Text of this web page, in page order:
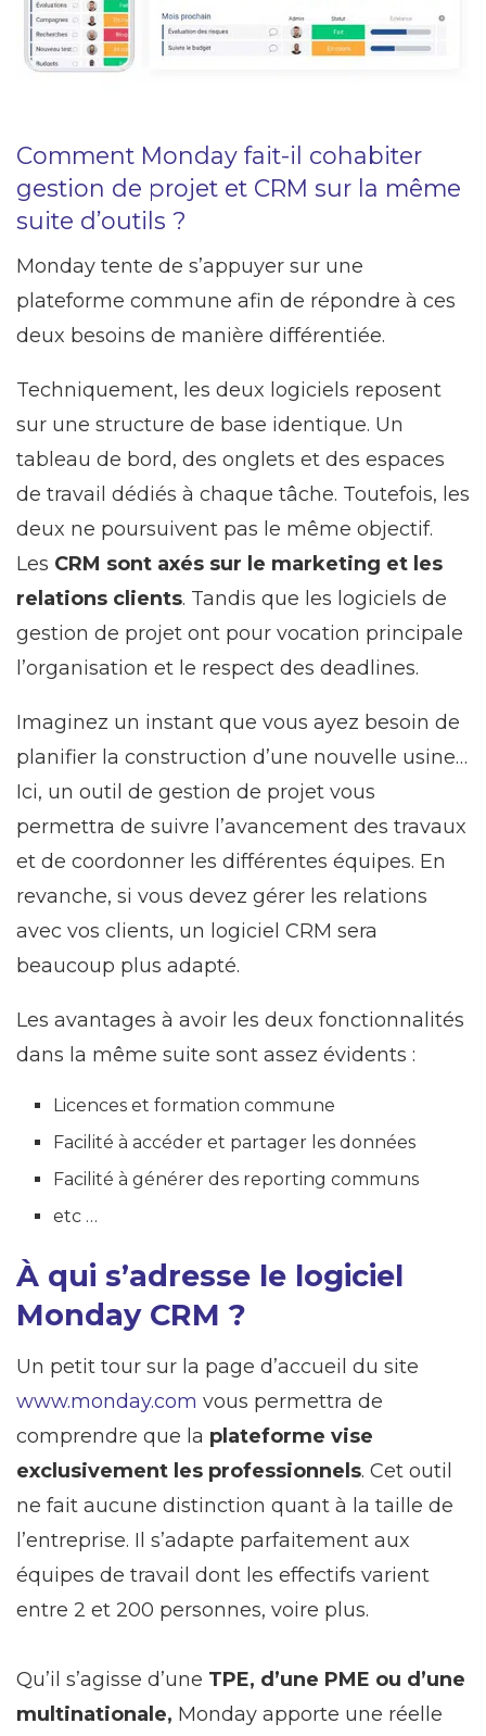
Comment Monday fait-il cohabiter
gestion de projet et CRM sur la même
suite d’outils ?
Monday tente de s’appuyer sur une
plateforme commune afin de répondre à ces
deux besoins de manière différentiée.
Techniquement, les deux logiciels reposent
sur une structure de base identique. Un
tableau de bord, des onglets et des espaces
de travail dédiés à chaque tâche. Toutefois, les
deux ne poursuivent pas le même objectif.
Les CRM sont axés sur le marketing et les
relations clients. Tandis que les logiciels de
gestion de projet ont pour vocation principale
l’organisation et le respect des deadlines.
Imaginez un instant que vous ayez besoin de
planifier la construction d’une nouvelle usine…
Ici, un outil de gestion de projet vous
permettra de suivre l’avancement des travaux
et de coordonner les différentes équipes. En
revanche, si vous devez gérer les relations
avec vos clients, un logiciel CRM sera
beaucoup plus adapté.
Les avantages à avoir les deux fonctionnalités
dans la même suite sont assez évidents :
Licences et formation commune
Facilité à accéder et partager les données
Facilité à générer des reporting communs
etc …
À qui s’adresse le logiciel
Monday CRM ?
Un petit tour sur la page d’accueil du site
www.monday.com vous permettra de
comprendre que la plateforme vise
exclusivement les professionnels. Cet outil
ne fait aucune distinction quant à la taille de
l’entreprise. Il s’adapte parfaitement aux
équipes de travail dont les effectifs varient
entre 2 et 200 personnes, voire plus.
Qu’il s’agisse d’une TPE, d’une PME ou d’une
multinationale, Monday apporte une réelle